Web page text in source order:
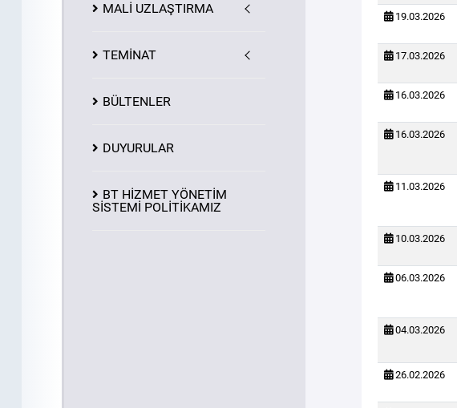
MALİ UZLAŞTIRMA
TEMİNAT
BÜLTENLER
DUYURULAR
BT HİZMET YÖNETİM
SİSTEMİ POLİTİKAMIZ
19.03.2026
17.03.2026
16.03.2026
16.03.2026
11.03.2026
10.03.2026
06.03.2026
04.03.2026
26.02.2026